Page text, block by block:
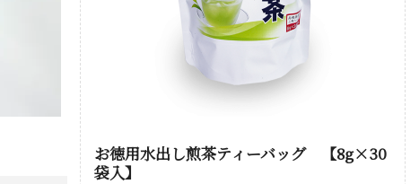
お徳用水出し煎茶ティーバッグ 【8g×30
袋入】